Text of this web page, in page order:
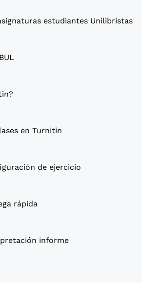
estudiantes Unilibristas
en Turnitin
de ejercicio
rápida
informe